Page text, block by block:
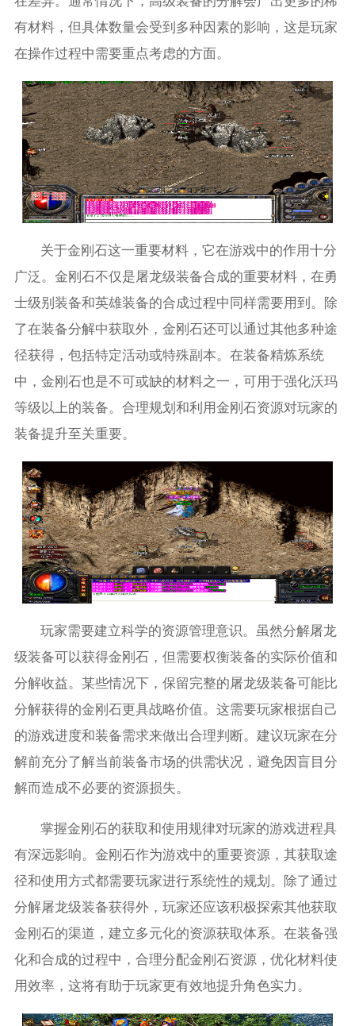
有材料，但具体数量会受到多种因素的影响，这是玩家
在操作过程中需要重点考虑的方面。
关于金刚石这一重要材料，它在游戏中的作用十分
广泛。金刚石不仅是屠龙级装备合成的重要材料，在勇
士级别装备和英雄装备的合成过程中同样需要用到。除
了在装备分解中获取外，金刚石还可以通过其他多种途
径获得，包括特定活动或特殊副本。在装备精炼系统
中，金刚石也是不可或缺的材料之一，可用于强化沃玛
等级以上的装备。合理规划和利用金刚石资源对玩家的
装备提升至关重要。
玩家需要建立科学的资源管理意识。虽然分解屠龙
级装备可以获得金刚石，但需要权衡装备的实际价值和
分解收益。某些情况下，保留完整的屠龙级装备可能比
分解获得的金刚石更具战略价值。这需要玩家根据自己
的游戏进度和装备需求来做出合理判断。建议玩家在分
解前充分了解当前装备市场的供需状况，避免因盲目分
解而造成不必要的资源损失。
掌握金刚石的获取和使用规律对玩家的游戏进程具
有深远影响。金刚石作为游戏中的重要资源，其获取途
径和使用方式都需要玩家进行系统性的规划。除了通过
分解屠龙级装备获得外，玩家还应该积极探索其他获取
金刚石的渠道，建立多元化的资源获取体系。在装备强
化和合成的过程中，合理分配金刚石资源，优化材料使
用效率，这将有助于玩家更有效地提升角色实力。